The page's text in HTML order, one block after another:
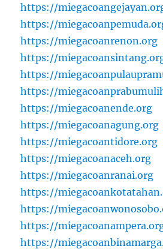
https://
https://
https://miegacoanrenon.org
https://
https://
https://
https://miegacoanende.org
https://miegacoanagung.org
https://miegacoantidore.org
https://miegacoanaceh.org
https://miegacoanranai.org
https://
https://
https://
https://